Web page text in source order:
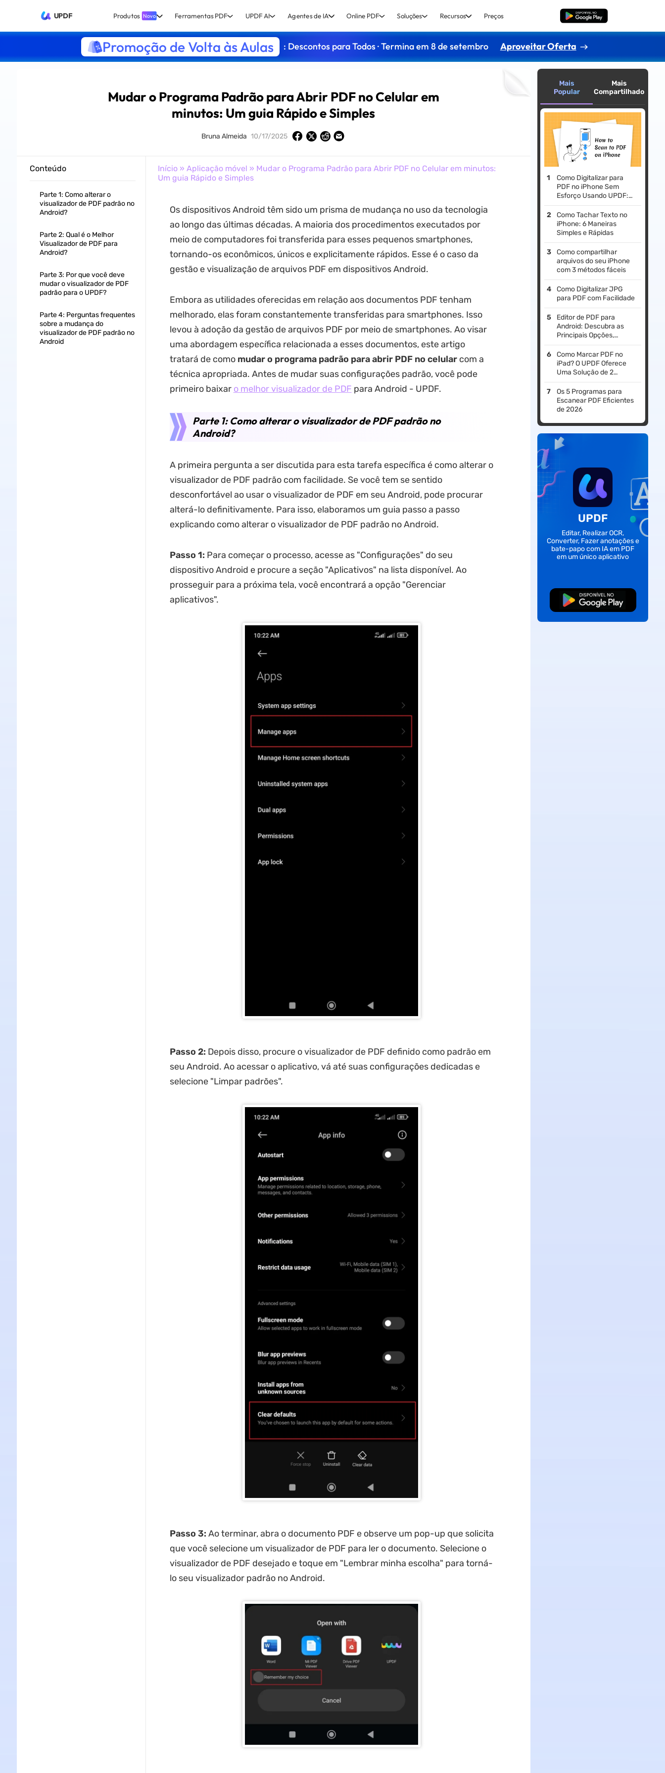
UPDF Produtos Novo Ferramentas PDF UPDF AI Agentes de IA Online PDF Soluções Recursos Preços Baixar Grátis
Promoção de Volta às Aulas : Descontos para Todos · Termina em 8 de setembro Aproveitar Oferta
Mudar o Programa Padrão para Abrir PDF no Celular em
minutos: Um guia Rápido e Simples
Bruna Almeida 10/17/2025
Conteúdo
Parte 1: Como alterar o
visualizador de PDF padrão no
Android?
Parte 2: Qual é o Melhor
Visualizador de PDF para
Android?
Parte 3: Por que você deve
mudar o visualizador de PDF
padrão para o UPDF?
Parte 4: Perguntas frequentes
sobre a mudança do
visualizador de PDF padrão no
Android
Início» Aplicação móvel » Mudar o Programa Padrão para Abrir PDF no Celular em minutos:
Um guia Rápido e Simples
Os dispositivos Android têm sido um prisma de mudança no uso da tecnologia
ao longo das últimas décadas. A maioria dos procedimentos executados por
meio de computadores foi transferida para esses pequenos smartphones,
tornando-os econômicos, únicos e explicitamente rápidos. Esse é o caso da
gestão e visualização de arquivos PDF em dispositivos Android.
Embora as utilidades oferecidas em relação aos documentos PDF tenham
melhorado, elas foram constantemente transferidas para smartphones. Isso
levou à adoção da gestão de arquivos PDF por meio de smartphones. Ao visar
uma abordagem específica relacionada a esses documentos, este artigo
tratará de como mudar o programa padrão para abrir PDF no celular com a
técnica apropriada. Antes de mudar suas configurações padrão, você pode
primeiro baixar o melhor visualizador de PDF para Android - UPDF.
Parte 1: Como alterar o visualizador de PDF padrão no
Android?
A primeira pergunta a ser discutida para esta tarefa específica é como alterar o
visualizador de PDF padrão com facilidade. Se você tem se sentido
desconfortável ao usar o visualizador de PDF em seu Android, pode procurar
alterá-lo definitivamente. Para isso, elaboramos um guia passo a passo
explicando como alterar o visualizador de PDF padrão no Android.
Passo 1: Para começar o processo, acesse as "Configurações" do seu
dispositivo Android e procure a seção "Aplicativos" na lista disponível. Ao
prosseguir para a próxima tela, você encontrará a opção "Gerenciar
aplicativos".
Passo 2: Depois disso, procure o visualizador de PDF definido como padrão em
seu Android. Ao acessar o aplicativo, vá até suas configurações dedicadas e
selecione "Limpar padrões".
Passo 3: Ao terminar, abra o documento PDF e observe um pop-up que solicita
que você selecione um visualizador de PDF para ler o documento. Selecione o
visualizador de PDF desejado e toque em "Lembrar minha escolha" para torná-
lo seu visualizador padrão no Android.
Mais
Popular
Mais
Compartilhado
Como Digitalizar para
PDF no iPhone Sem
Esforço Usando UPDF:
Um Guia Completo
Como Tachar Texto no
iPhone: 6 Maneiras
Simples e Rápidas
Como compartilhar
arquivos do seu iPhone
com 3 métodos fáceis
Como Digitalizar JPG
para PDF com Facilidade
Editor de PDF para
Android: Descubra as
Principais Opções,
Recursos e Melhores
Escolhas [2026]
Como Marcar PDF no
iPad? O UPDF Oferece
Uma Solução de 2
Minutos (Compatível com
iOS 26)
Os 5 Programas para
Escanear PDF Eficientes
de 2026
UPDF
Editar, Realizar OCR,
Converter, Fazer anotações e
bate-papo com IA em PDF
em um único aplicativo
Baixar Grátis